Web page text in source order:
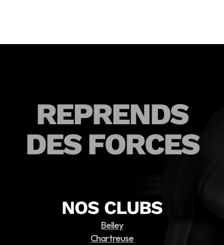
REPRENDS
DES FORCES
NOS CLUBS
Belley
Chartreuse